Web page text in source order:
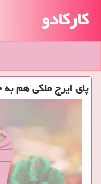
کارکادو
پای ایرج ملکی هم